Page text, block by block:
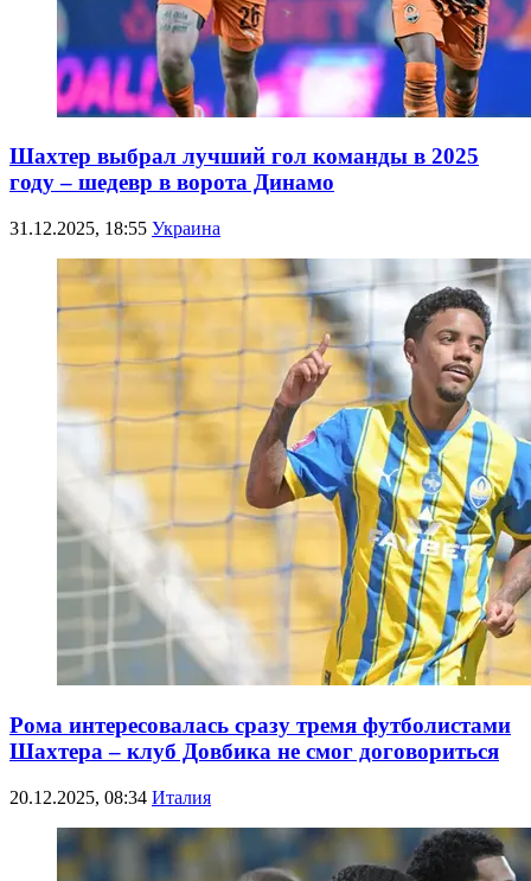
Шахтер выбрал лучший гол команды в 2025
году – шедевр в ворота Динамо
31.12.2025, 18:55 Украина
Рома интересовалась сразу тремя футболистами
Шахтера – клуб Довбика не смог договориться
20.12.2025, 08:34 Италия